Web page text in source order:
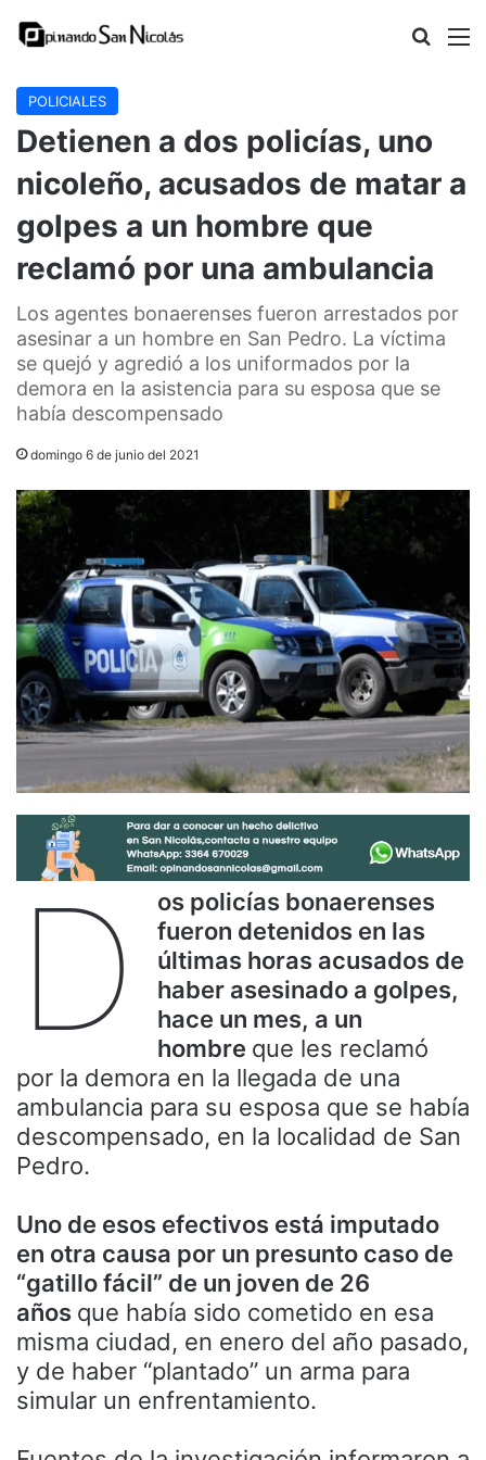
Buscar
POLICIALES
Detienen a dos policías, uno
nicoleño, acusados de matar a
golpes a un hombre que
reclamó por una ambulancia
Los agentes bonaerenses fueron arrestados por
asesinar a un hombre en San Pedro. La víctima
se quejó y agredió a los uniformados por la
demora en la asistencia para su esposa que se
había descompensado
domingo 6 de junio del 2021
D
os policías bonaerenses
fueron detenidos en las
últimas horas acusados de
haber asesinado a golpes,
hace un mes, a un
hombre que les reclamó
por la demora en la llegada de una
ambulancia para su esposa que se había
descompensado, en la localidad de San
Pedro.
Uno de esos efectivos está imputado
en otra causa por un presunto caso de
“gatillo fácil” de un joven de 26
años que había sido cometido en esa
misma ciudad, en enero del año pasado,
y de haber “plantado” un arma para
simular un enfrentamiento.